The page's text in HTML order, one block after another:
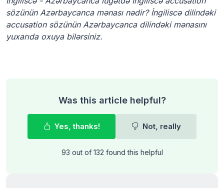
sözünün Azərbaycanca mənası nədir? İngiliscə dilindəki
accusation sözünün Azərbaycanca dilindəki mənasını
yuxarıda oxuya bilərsiniz.
Was this article helpful?
Yes, thanks! Not, really
93 out of 132 found this helpful